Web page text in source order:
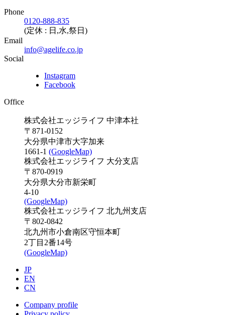
Phone
0120-888-835
(定休 : 日,水,祭日)
Email
info@agelife.co.jp
Social
Instagram
Facebook
Office
株式会社エッジライフ 中津本社
〒871-0152
大分県中津市大字加来
1661-1 (GoogleMap)
株式会社エッジライフ 大分支店
〒870-0919
大分県大分市新栄町
4-10
(GoogleMap)
株式会社エッジライフ 北九州支店
〒802-0842
北九州市小倉南区守恒本町
2丁目2番14号
(GoogleMap)
JP
EN
CN
Company profile